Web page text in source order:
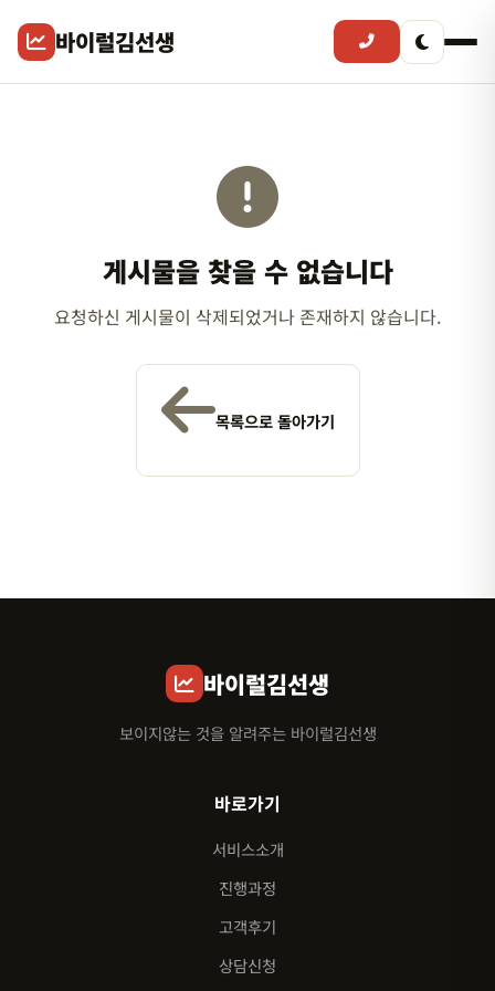
바이럴김선생
게시물을 찾을 수 없습니다
요청하신 게시물이 삭제되었거나 존재하지 않습니다.
목록으로 돌아가기
바이럴김선생
보이지않는 것을 알려주는 바이럴김선생
바로가기
서비스소개
진행과정
고객후기
상담신청